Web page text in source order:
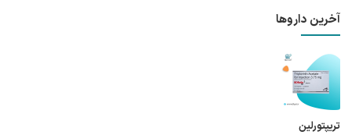
آخرین داروها
تریپتورلین